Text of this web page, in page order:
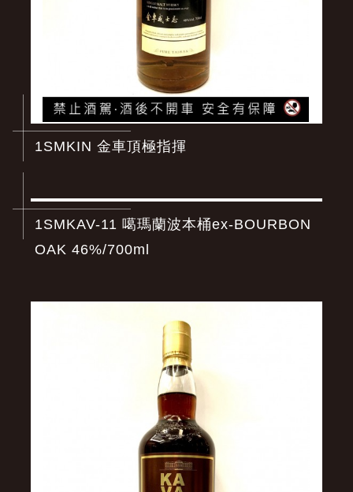
1SMKIN 金車頂極指揮
1SMKAV-11 噶瑪蘭波本桶ex-BOURBON
OAK 46%/700ml